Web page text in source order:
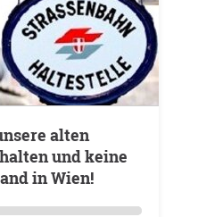
und keine
in Wien!